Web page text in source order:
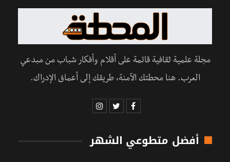
مجلة علمية ثقافية قائمة على أقلام وأفكار شباب من مبدعي
العرب. هنا محطتك الآمنة، طريقك إلى أعماق الإدراك.
أفضل متطوعي الشهر